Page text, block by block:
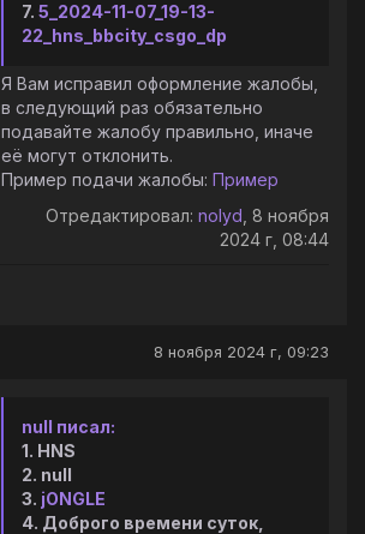
7. 5_2024-11-07_19-13-
22_hns_bbcity_csgo_dp
Я Вам исправил оформление жалобы,
в следующий раз обязательно
подавайте жалобу правильно, иначе
её могут отклонить.
Пример подачи жалобы: Пример
Отредактировал: nolyd , 8 ноября
2024 г, 08:44
8 ноября 2024 г, 09:23
null писал:
1. HNS
2. null
3. jONGLE
4. Доброго времени суток,